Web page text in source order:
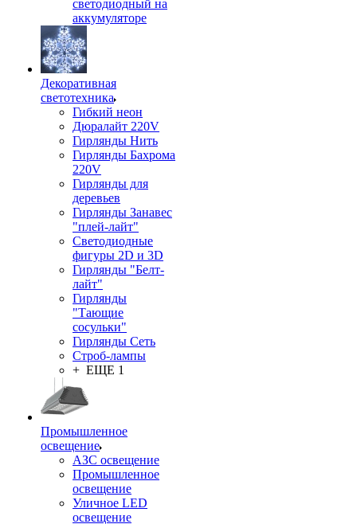
светодиодный на
аккумуляторе
Декоративная
светотехника
Гибкий неон
Дюралайт 220V
Гирлянды Нить
Гирлянды Бахрома
220V
Гирлянды для
деревьев
Гирлянды Занавес
"плей-лайт"
Светодиодные
фигуры 2D и 3D
Гирлянды "Белт-
лайт"
Гирлянды
"Тающие
сосульки"
Гирлянды Сеть
Строб-лампы
+ ЕЩЕ 1
Промышленное
освещение
АЗС освещение
Промышленное
освещение
Уличное LED
освещение